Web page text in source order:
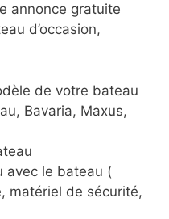
annonce gratuite
d’occasion,
de votre bateau
Bavaria, Maxus,
avec le bateau (
matériel de sécurité,